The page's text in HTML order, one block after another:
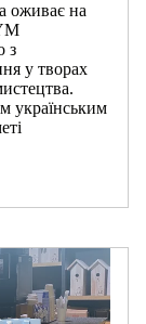
оживає на
з
у творах
українським